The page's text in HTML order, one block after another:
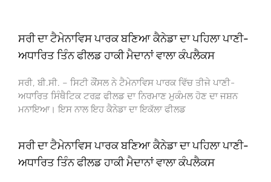
ਸਰੀ ਦਾ ਟੈਮੇਨਾਵਿਸ ਪਾਰਕ ਬਣਿਆ ਕੈਨੇਡਾ ਦਾ ਪਹਿਲਾ ਪਾਣੀ-
ਅਧਾਰਿਤ ਤਿੰਨ ਫੀਲਡ ਹਾਕੀ ਮੈਦਾਨਾਂ ਵਾਲਾ ਕੰਪਲੈਕਸ
ਸਰੀ, ਬੀ.ਸੀ. – ਸਿਟੀ ਕੌਂਸਲ ਨੇ ਟੈਮੇਨਾਵਿਸ ਪਾਰਕ ਵਿੱਚ ਤੀਜੇ ਪਾਣੀ-
ਅਧਾਰਿਤ ਸਿੰਥੈਟਿਕ ਟਰਫ਼ ਫੀਲਡ ਦਾ ਨਿਰਮਾਣ ਮੁਕੰਮਲ ਹੋਣ ਦਾ ਜਸ਼ਨ
ਮਨਾਇਆ। ਇਸ ਨਾਲ ਇਹ ਕੈਨੇਡਾ ਦਾ ਇਕੱਲਾ ਫੀਲਡ
ਸਰੀ ਦਾ ਟੈਮੇਨਾਵਿਸ ਪਾਰਕ ਬਣਿਆ ਕੈਨੇਡਾ ਦਾ ਪਹਿਲਾ ਪਾਣੀ-
ਅਧਾਰਿਤ ਤਿੰਨ ਫੀਲਡ ਹਾਕੀ ਮੈਦਾਨਾਂ ਵਾਲਾ ਕੰਪਲੈਕਸ